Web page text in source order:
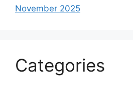
November 2025
Categories